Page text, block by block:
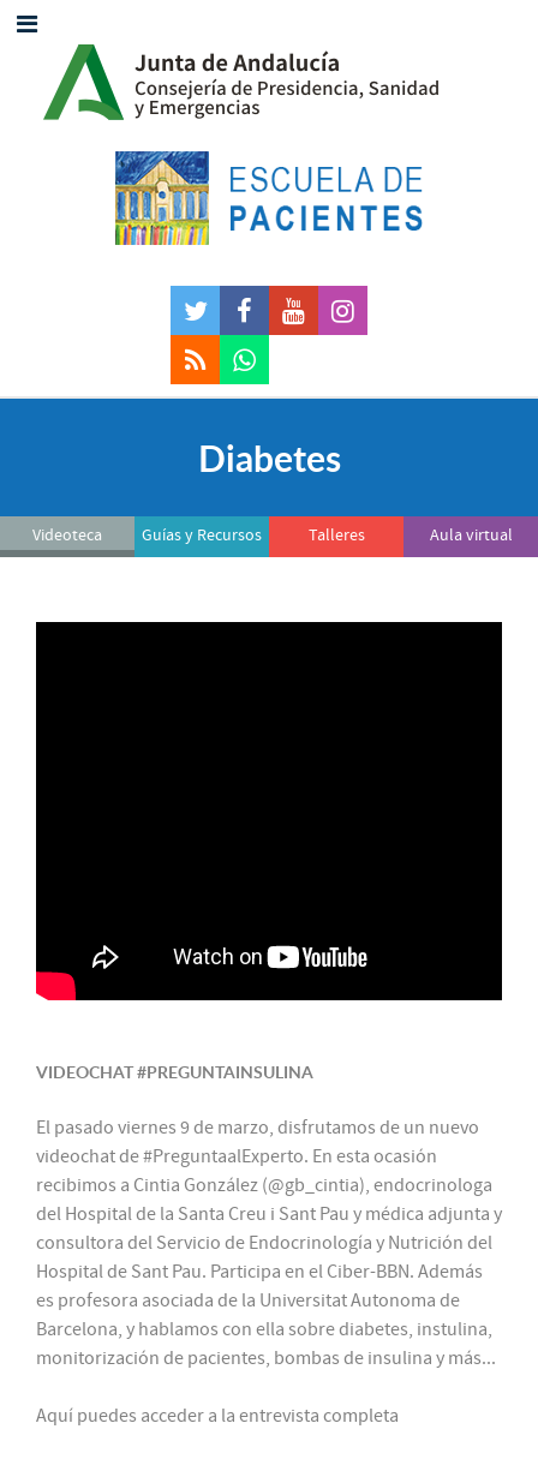
Diabetes
Videoteca Guías y Recursos Talleres Aula virtual
VIDEOCHAT #PREGUNTAINSULINA
El pasado viernes 9 de marzo, disfrutamos de un nuevo
videochat de #PreguntaalExperto. En esta ocasión
recibimos a Cintia González (@gb_cintia), endocrinologa
del Hospital de la Santa Creu i Sant Pau y médica adjunta y
consultora del Servicio de Endocrinología y Nutrición del
Hospital de Sant Pau. Participa en el Ciber-BBN. Además
es profesora asociada de la Universitat Autonoma de
Barcelona, y hablamos con ella sobre diabetes, instulina,
monitorización de pacientes, bombas de insulina y más...
Aquí puedes acceder a la entrevista completa